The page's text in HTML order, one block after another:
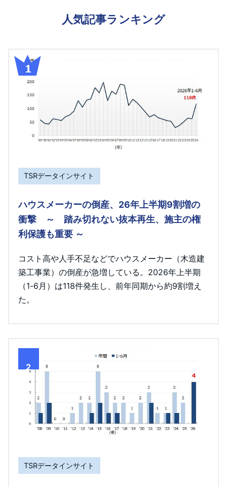
人気記事ランキング
TSRデータインサイト
ハウスメーカーの倒産、26年上半期9割増の
衝撃 ～ 踏み切れない抜本再生、施主の権
利保護も重要 ～
コスト高や人手不足などでハウスメーカー（木造建
築工事業）の倒産が急増している。2026年上半期
（1-6月）は118件発生し、前年同期から約9割増え
た。
2
TSRデータインサイト